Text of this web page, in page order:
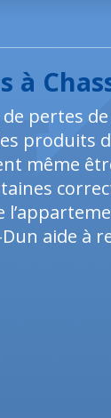
à
pertes
produits
même
Dun aide